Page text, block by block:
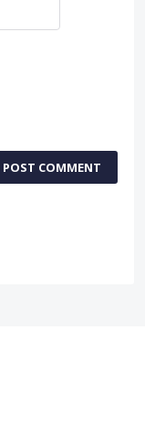
POST COMMENT